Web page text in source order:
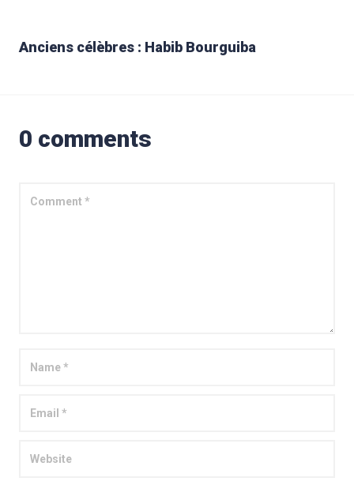
Anciens célèbres : Habib Bourguiba
0 comments